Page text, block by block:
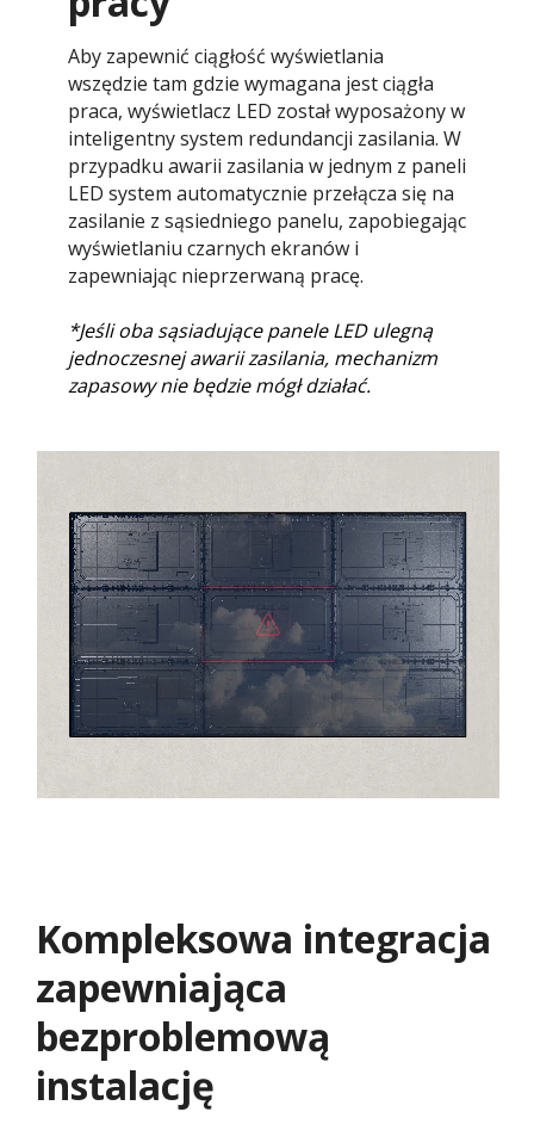
Aby zapewnić ciągłość wyświetlania
wszędzie tam gdzie wymagana jest ciągła
praca, wyświetlacz LED został wyposażony w
inteligentny system redundancji zasilania. W
przypadku awarii zasilania w jednym z paneli
LED system automatycznie przełącza się na
zasilanie z sąsiedniego panelu, zapobiegając
wyświetlaniu czarnych ekranów i
zapewniając nieprzerwaną pracę.
*Jeśli oba sąsiadujące panele LED ulegną
jednoczesnej awarii zasilania, mechanizm
zapasowy nie będzie mógł działać.
Kompleksowa integracja
zapewniająca
bezproblemową
instalację